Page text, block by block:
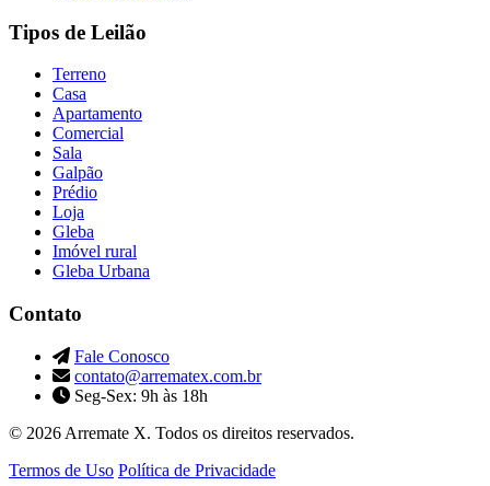
Tipos de Leilão
Terreno
Casa
Apartamento
Comercial
Sala
Galpão
Prédio
Loja
Gleba
Imóvel rural
Gleba Urbana
Contato
Fale Conosco
contato@arrematex.com.br
Seg-Sex: 9h às 18h
© 2026 Arremate X. Todos os direitos reservados.
Termos de Uso Política de Privacidade